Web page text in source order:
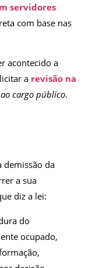
servidores
com base nas
acontecido a
a revisão na
cargo público.
demissão da
a sua
diz a lei:
do
ocupado,